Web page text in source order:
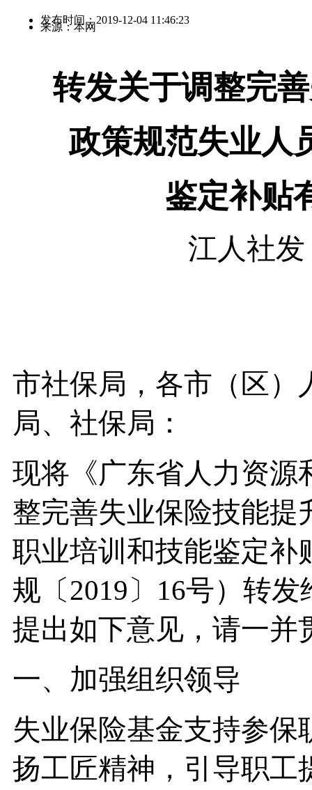
发布时间：2019-12-04 11:46:23
来源：本网
转发关于调整完
政策规范失业人
鉴定补贴
江人社发
市社保局，各市（区）
局、社保局：
现将《广东省人力资源
整完善失业保险技能提
职业培训和技能鉴定补
规〔2019〕16号）转
提出如下意见，请一并
一、加强组织领导
失业保险基金支持参
扬工匠精神，引导职工